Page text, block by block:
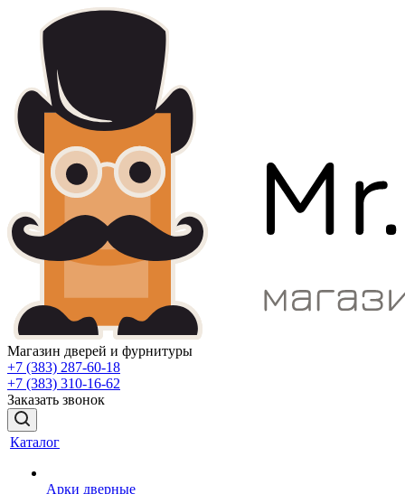
Магазин дверей и фурнитуры
+7 (383) 287-60-18
+7 (383) 310-16-62
Заказать звонок
Каталог
Арки дверные